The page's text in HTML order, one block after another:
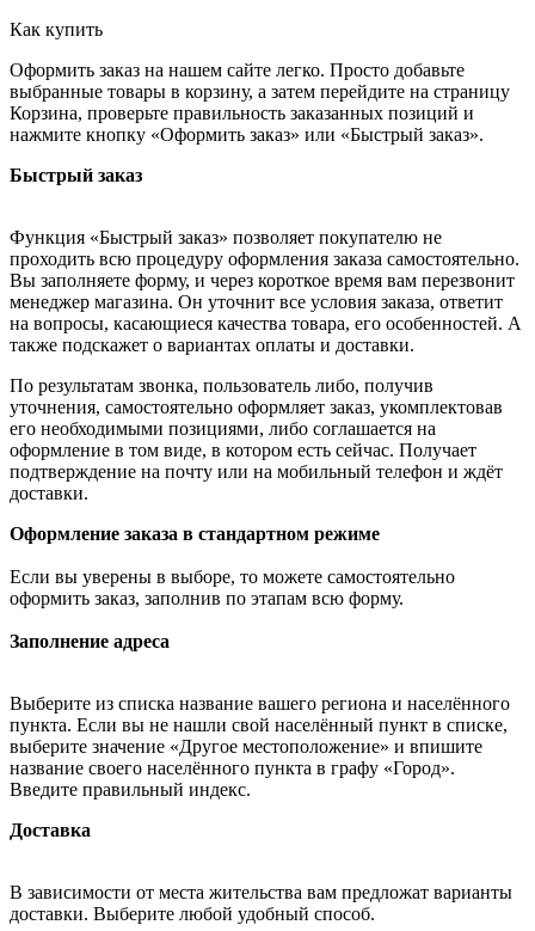
Как купить
Оформить заказ на нашем сайте легко. Просто добавьте
выбранные товары в корзину, а затем перейдите на страницу
Корзина, проверьте правильность заказанных позиций и
нажмите кнопку «Оформить заказ» или «Быстрый заказ».
Быстрый заказ
Функция «Быстрый заказ» позволяет покупателю не
проходить всю процедуру оформления заказа самостоятельно.
Вы заполняете форму, и через короткое время вам перезвонит
менеджер магазина. Он уточнит все условия заказа, ответит
на вопросы, касающиеся качества товара, его особенностей. А
также подскажет о вариантах оплаты и доставки.
По результатам звонка, пользователь либо, получив
уточнения, самостоятельно оформляет заказ, укомплектовав
его необходимыми позициями, либо соглашается на
оформление в том виде, в котором есть сейчас. Получает
подтверждение на почту или на мобильный телефон и ждёт
доставки.
Оформление заказа в стандартном режиме
Если вы уверены в выборе, то можете самостоятельно
оформить заказ, заполнив по этапам всю форму.
Заполнение адреса
Выберите из списка название вашего региона и населённого
пункта. Если вы не нашли свой населённый пункт в списке,
выберите значение «Другое местоположение» и впишите
название своего населённого пункта в графу «Город».
Введите правильный индекс.
Доставка
В зависимости от места жительства вам предложат варианты
доставки. Выберите любой удобный способ.